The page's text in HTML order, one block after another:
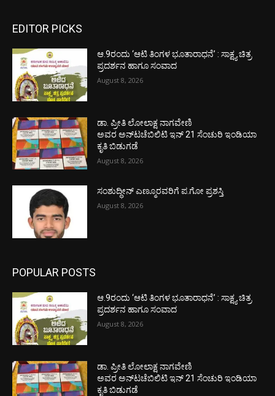
EDITOR PICKS
ಆ.9ರಂದು ‘ಆಟಿ ತಿಂಗಳ ಭೂತಾರಾಧನೆ’ : ಸಾಕ್ಷ್ಯ ಚಿತ್ರ
ಪ್ರದರ್ಶನ ಹಾಗೂ ಸಂವಾದ
August 8, 2026
ಡಾ. ಪ್ರೀತಿ ಲೋಲಾಕ್ಷ ನಾಗವೇಣಿ
ಅವರ ಅನ್‌ಟಚೆಬಿಲಿಟಿ ಇನ್ 21 ಸೆಂಚುರಿ ಇಂಡಿಯಾ
ಕೃತಿ ಬಿಡುಗಡೆ
August 8, 2026
ಸಂಶುದ್ಧೀನ್ ಎಣ್ಮೂರವರಿಗೆ ಪ.ಗೋ ಪ್ರಶಸ್ತಿ
August 8, 2026
POPULAR POSTS
ಆ.9ರಂದು ‘ಆಟಿ ತಿಂಗಳ ಭೂತಾರಾಧನೆ’ : ಸಾಕ್ಷ್ಯ ಚಿತ್ರ
ಪ್ರದರ್ಶನ ಹಾಗೂ ಸಂವಾದ
August 8, 2026
ಡಾ. ಪ್ರೀತಿ ಲೋಲಾಕ್ಷ ನಾಗವೇಣಿ
ಅವರ ಅನ್‌ಟಚೆಬಿಲಿಟಿ ಇನ್ 21 ಸೆಂಚುರಿ ಇಂಡಿಯಾ
ಕೃತಿ ಬಿಡುಗಡೆ